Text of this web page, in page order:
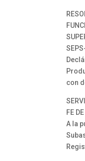
con
FE
A la